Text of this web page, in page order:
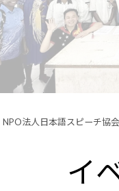
NPO法人日本語スピーチ協会
イ